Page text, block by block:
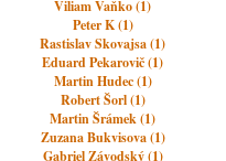
Viliam Vaňko (1)
Peter K (1)
Rastislav Skovajsa (1)
Eduard Pekarovič (1)
Martin Hudec (1)
Robert Šorl (1)
Martin Šrámek (1)
Zuzana Bukvisova (1)
Gabriel Závodský (1)